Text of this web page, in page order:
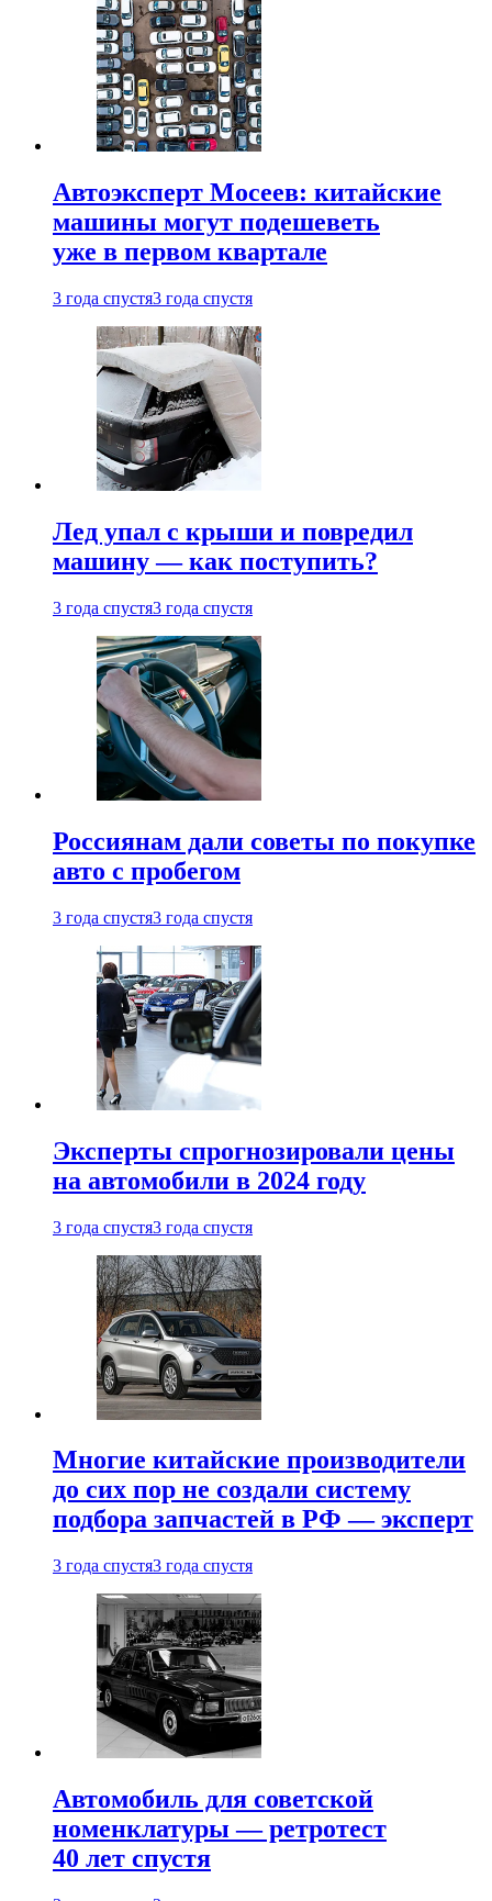
Автоэксперт Мосеев: китайские
машины могут подешеветь
уже в первом квартале
3 года спустя3 года спустя
Лед упал с крыши и повредил
машину — как поступить?
3 года спустя3 года спустя
Россиянам дали советы по покупке
авто с пробегом
3 года спустя3 года спустя
Эксперты спрогнозировали цены
на автомобили в 2024 году
3 года спустя3 года спустя
Многие китайские производители
до сих пор не создали систему
подбора запчастей в РФ — эксперт
3 года спустя3 года спустя
Автомобиль для советской
номенклатуры — ретротест
40 лет спустя